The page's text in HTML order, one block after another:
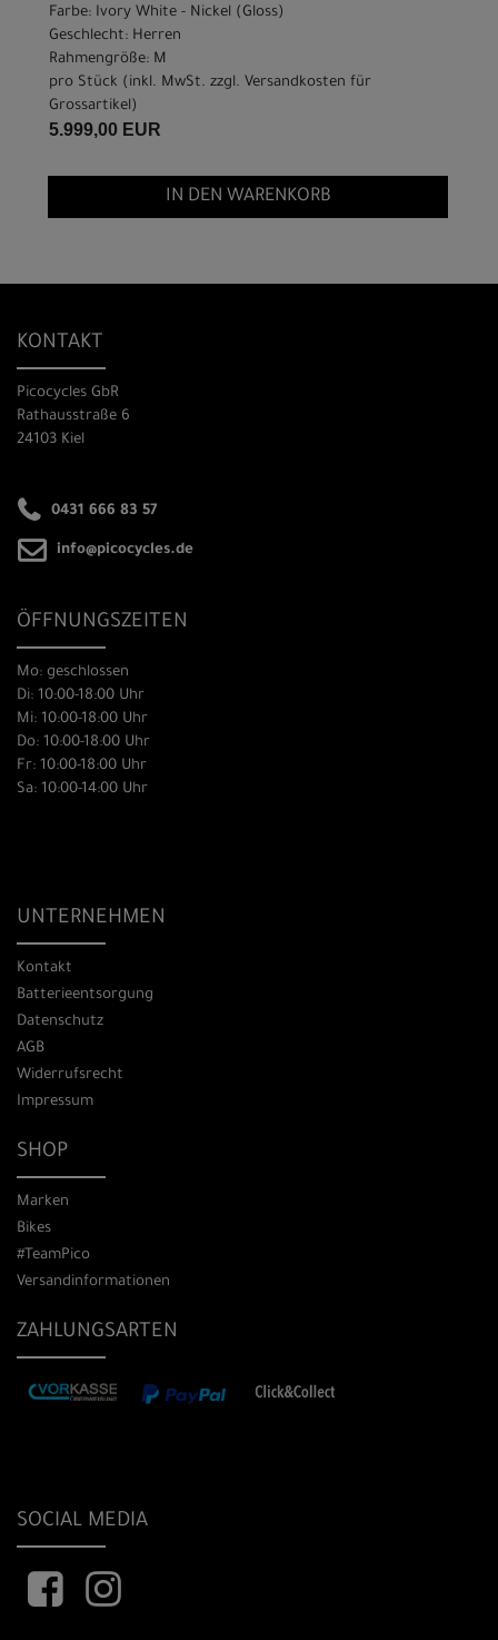
Farbe: Ivory White - Nickel (Gloss)
Geschlecht: Herren
Rahmengröße: M
pro Stück (inkl. MwSt. zzgl. Versandkosten für
Grossartikel)
5.999,00 EUR
IN DEN WARENKORB
KONTAKT
Picocycles GbR
Rathausstraße 6
24103 Kiel
0431 666 83 57
info@picocycles.de
ÖFFNUNGSZEITEN
Mo: geschlossen
Di: 10:00-18:00 Uhr
Mi: 10:00-18:00 Uhr
Do: 10:00-18:00 Uhr
Fr: 10:00-18:00 Uhr
Sa: 10:00-14:00 Uhr
UNTERNEHMEN
Kontakt
Batterieentsorgung
Datenschutz
AGB
Widerrufsrecht
Impressum
SHOP
Marken
Bikes
#TeamPico
Versandinformationen
ZAHLUNGSARTEN
SOCIAL MEDIA